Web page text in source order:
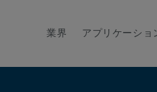
業界 アプリケーショ